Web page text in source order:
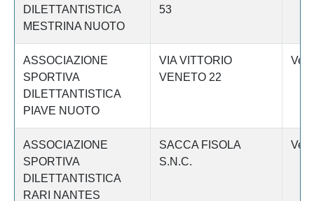
DILETTANTISTICA
MESTRINA NUOTO
53
ASSOCIAZIONE
SPORTIVA
DILETTANTISTICA
PIAVE NUOTO
VIA VITTORIO
VENETO 22
ASSOCIAZIONE
SPORTIVA
DILETTANTISTICA
RARI NANTES
SACCA FISOLA
S.N.C.